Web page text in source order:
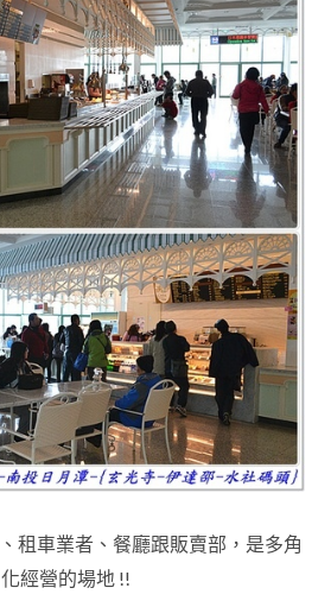
、 租車業者 、 餐廳跟販賣部 ，是多角
化經營的場地 !!